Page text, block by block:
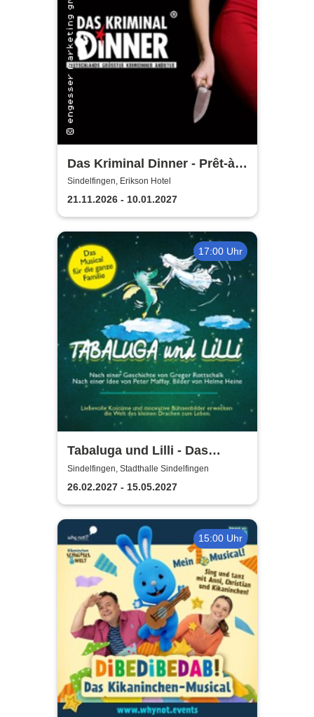
Das Kriminal Dinner - Prêt-à-
morter - Der letzte Schrei
Sindelfingen, Erikson Hotel
21.11.2026 - 10.01.2027
17:00 Uhr
Tabaluga und Lilli - Das
drachenstarke Musical für die
ganze Familie
Sindelfingen, Stadthalle Sindelfingen
26.02.2027 - 15.05.2027
15:00 Uhr